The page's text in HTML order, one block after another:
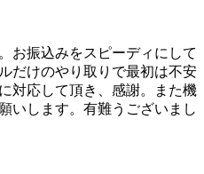
お振込みをスピーディにして
だけのやり取りで最初は不安
対応して頂き、感謝。また機
いします。有難うございまし